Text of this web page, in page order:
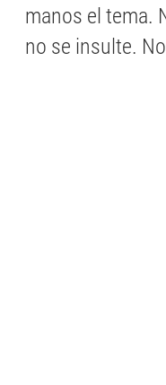
manos el tema.
no se insulte.